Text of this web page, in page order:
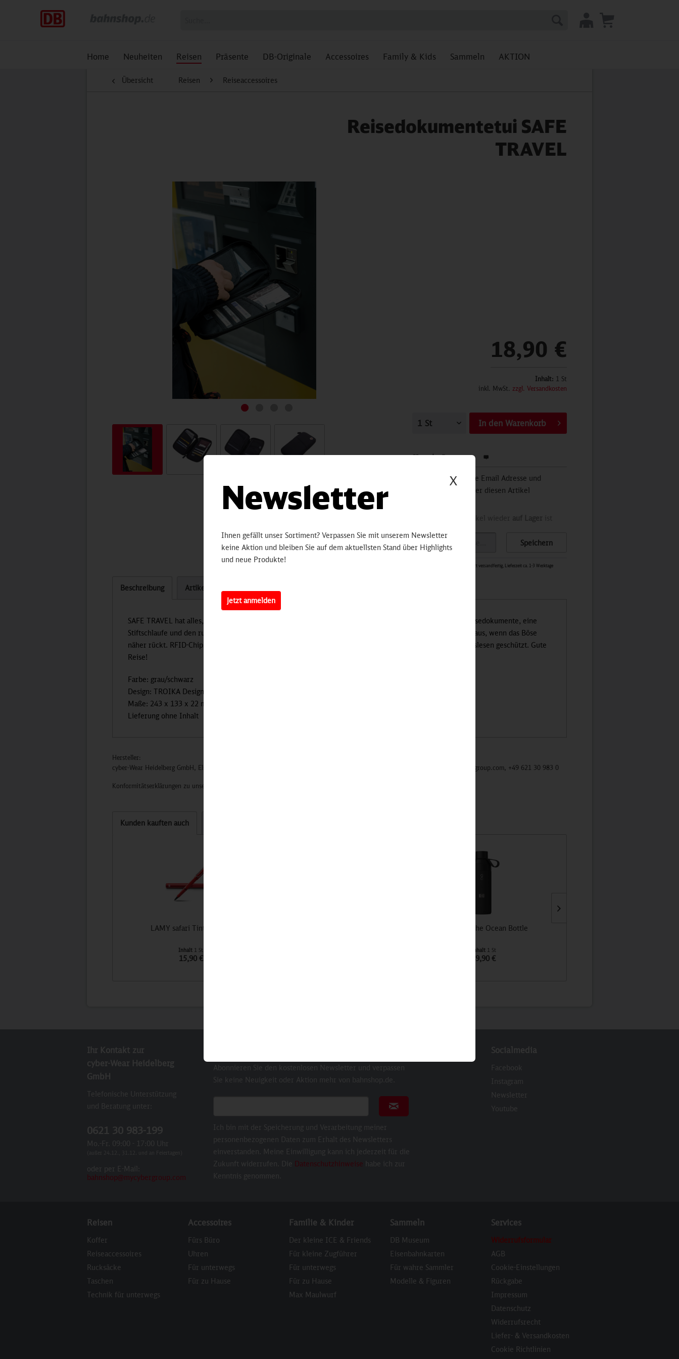
Home Neuheiten Reisen Präsente DB-Originale Accessoires Family & Kids Sammeln AKTION
Übersicht Reisen Reiseaccessoires
Reisedokumentetui SAFE
TRAVEL
18,90 €
Inhalt: 1 St
inkl. MwSt. zzgl. Versandkosten
In den Warenkorb
Bewerten
Hinterlegen Sie Ihre Email Adresse und
bleiben Sie stets über diesen Artikel
Speichern
Sofort versandfertig, Lieferzeit ca. 1-3 Werktage
Beschreibung Artikel bewerten
SAFE TRAVEL hat alles, was man von einem smarten Dokumentenetui erwartet: 12 Innenfächer für die Reisedokumente, eine
Stiftschlaufe und den rundum laufenden Reißverschluss. Seine wahren Talente spielt SAFE TRAVEL jedoch aus, wenn das Böse
näher rückt. RFID-Chips z. B. bei Bank- und Kreditkarten werden mit dem TROIKA DATA SAFE vor dem Auslesen geschützt. Gute
Reise!
Farbe: grau/schwarz
Design: TROIKA Design Werkstatt
Maße: 243 x 133 x 22 mm
Lieferung ohne Inhalt
Hersteller:
cyber-Wear Heidelberg GmbH, Elsa-Brändström-Str. 4, 68229 Mannheim, Deutschland, Info@mycybergroup.com, https://mycybergroup.com, +49 621 30 983 0
Konformitätserklärungen zu unseren Produkten finden Sie
Kunden kauften auch
LAMY safari Tintenroller
Inhalt 1 St
15,90 €
Isolierflasche Ocean Bottle
Inhalt 1 St
49,90 €
Ihr Kontakt zur
cyber-Wear Heidelberg
GmbH
Telefonische Unterstützung
und Beratung unter:
0621 30 983-199
Mo.-Fr. 09:00 - 17:00 Uhr
(außer 24.12., 31.12. und an Feiertagen)
oder per E-Mail:
bahnshop@mycybergroup.com
Abonnieren Sie den kostenlosen Newsletter und verpassen
Sie keine Neuigkeit oder Aktion mehr von bahnshop.de.
Newsletter abonnieren
Ich bin mit der Speicherung und Verarbeitung meiner
personenbezogenen Daten zum Erhalt des Newsletters
einverstanden. Meine Einwilligung kann ich jederzeit für die
Zukunft widerrufen. Die Datenschutzhinweise habe ich zur
Kenntnis genommen.
Socialmedia
Facebook
Instagram
Newsletter
Youtube
Reisen
Koffer
Reiseaccessoires
Rucksäcke
Taschen
Technik für unterwegs
Accessoires
Fürs Büro
Uhren
Für unterwegs
Für zu Hause
Familie & Kinder
Der kleine ICE & Friends
Für kleine Zugführer
Für unterwegs
Für zu Hause
Max Maulwurf
Sammeln
DB Museum
Eisenbahnkarten
Für wahre Sammler
Modelle & Figuren
Services
Widerrufsformular
AGB
Cookie-Einstellungen
Rückgabe
Impressum
Datenschutz
Widerrufsrecht
Liefer- & Versandkosten
Cookie Richtlinien
X
Newsletter
Ihnen gefällt unser Sortiment? Verpassen Sie mit unserem Newsletter
keine Aktion und bleiben Sie auf dem aktuellsten Stand über Highlights
und neue Produkte!
Jetzt anmelden